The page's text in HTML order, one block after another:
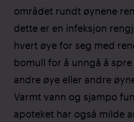
området rundt øynene
dette er en infeksjon
hvert øye for seg med
bomull for å unngå å
andre øye eller andre
Varmt vann og sjampo
apoteket har også milde